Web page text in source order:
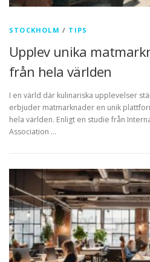
STOCKHOLM / TIPS
Upplev unika
från hela världen
I en värld där kulinariska upplevelser
erbjuder matmarknader en unik
hela världen. Enligt en studie från
Association …